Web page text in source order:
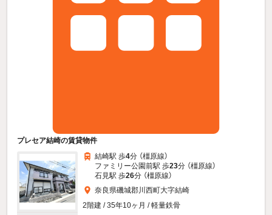
プレセア結崎の賃貸物件
結崎駅 歩4分 （橿原線）
ファミリー公園前駅 歩23分 （橿原線）
石見駅 歩26分 （橿原線）
奈良県磯城郡川西町大字結崎
2階建 / 35年10ヶ月 / 軽量鉄骨